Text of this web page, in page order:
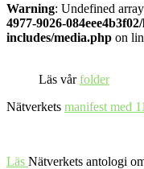
Warning: Undefined
4977-9026-
includes/media.php on
Läs vårfolder
Nätverkets manifest med
Läs Nätverkets antologi